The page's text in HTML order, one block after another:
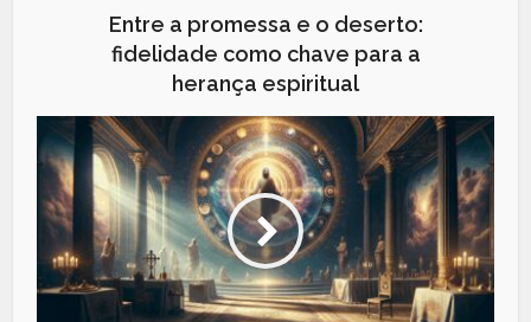
Entre a promessa e o deserto:
fidelidade como chave para a
herança espiritual